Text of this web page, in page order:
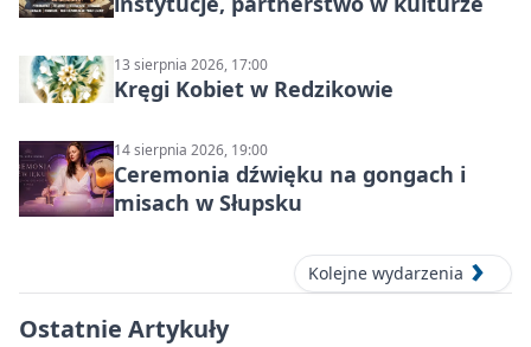
13 sierpnia 2026, 17:00
Kręgi Kobiet w Redzikowie
14 sierpnia 2026, 19:00
Ceremonia dźwięku na gongach i
misach w Słupsku
Kolejne wydarzenia
Ostatnie Artykuły